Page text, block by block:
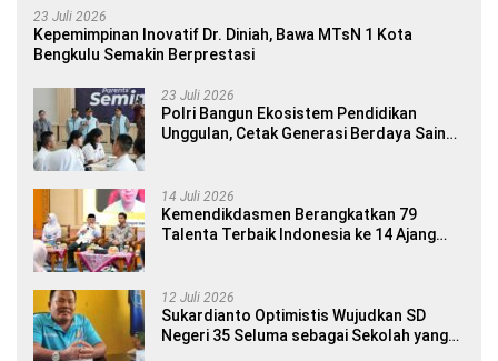
23 Juli 2026
Kepemimpinan Inovatif Dr. Diniah, Bawa MTsN 1 Kota
Bengkulu Semakin Berprestasi
23 Juli 2026
Polri Bangun Ekosistem Pendidikan
Unggulan, Cetak Generasi Berdaya Saing
14 Juli 2026
Kemendikdasmen Berangkatkan 79
Talenta Terbaik Indonesia ke 14 Ajang
12 Juli 2026
Sukardianto Optimistis Wujudkan SD
Negeri 35 Seluma sebagai Sekolah yang